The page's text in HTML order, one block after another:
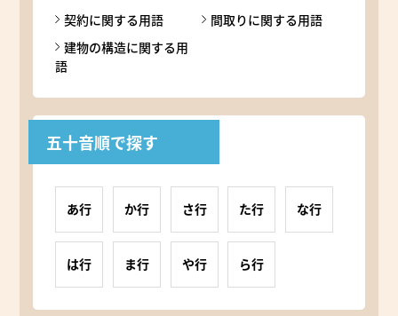
契約に関する用語
間取りに関する用語
建物の構造に関する用
語
五十音順で探す
あ行 か行 さ行 た行 な行
は行 ま行 や行 ら行